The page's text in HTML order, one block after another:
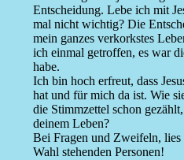
Entscheidung. Lebe ich mit
mal nicht wichtig? Die
mein ganzes verkorkstes
ich einmal getroffen, es war
habe.
Ich bin hoch erfreut, dass
hat und für mich da ist. Wie
die Stimmzettel schon
deinem Leben?
Bei Fragen und Zweifeln,
Wahl stehenden Personen!